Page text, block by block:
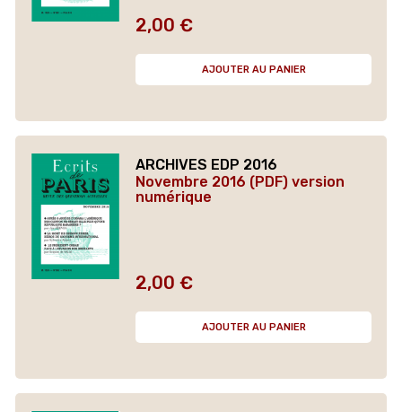
Prix
2,00 €
AJOUTER AU PANIER
ARCHIVES EDP 2016
Novembre 2016 (PDF) version
numérique
Prix
2,00 €
AJOUTER AU PANIER